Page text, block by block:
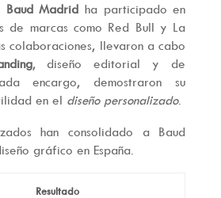
Baud Madrid ha participado en
de marcas como Red Bull y La
colaboraciones, llevaron a cabo
, diseño editorial y de
encargo, demostraron su
en el diseño personalizado.
han consolidado a Baud
gráfico en España.
Resultado